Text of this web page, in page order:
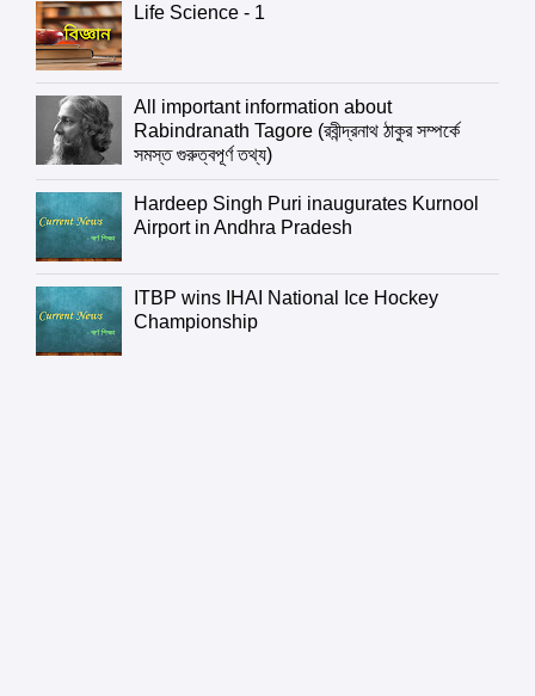
Life Science - 1
All important information about
Rabindranath Tagore (রবীন্দ্রনাথ ঠাকুর সম্পর্কে
সমস্ত গুরুত্বপূর্ণ তথ্য)
Hardeep Singh Puri inaugurates Kurnool
Airport in Andhra Pradesh
ITBP wins IHAI National Ice Hockey
Championship